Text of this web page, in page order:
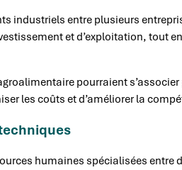
industriels entre plusieurs
et d’exploitation, tout
pourraient
les coûts et d’améliorer la
humaines spécialisées